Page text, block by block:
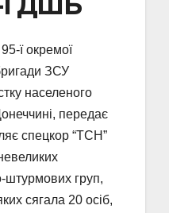
ї окремої
ЗСУ
населеного
передає
спецкор “ТСН”
штурмових груп,
сягала 20 осіб,